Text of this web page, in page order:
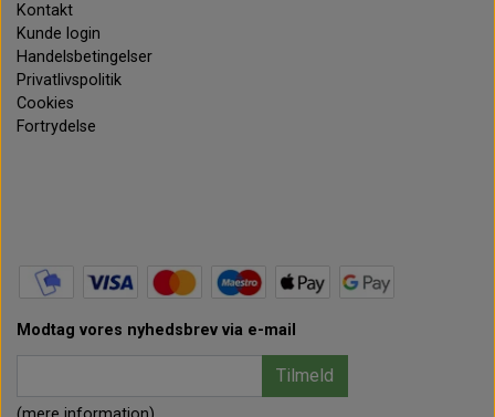
Kontakt
Kunde login
Handelsbetingelser
Privatlivspolitik
Cookies
Fortrydelse
Modtag vores nyhedsbrev via e-mail
Tilmeld